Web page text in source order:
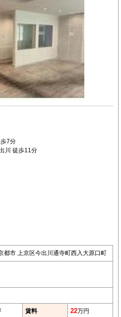
7分
川 徒歩11分
都市 上京区今出川通寺町西入大原口町
賃料 22万円